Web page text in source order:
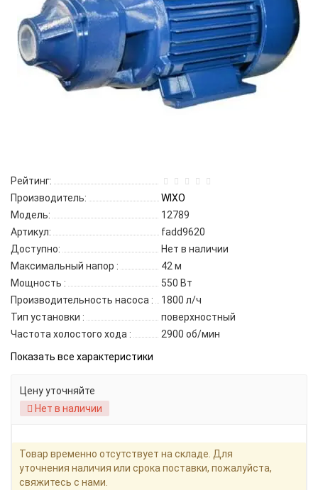
Рейтинг:
Производитель:
WIXO
Модель:
12789
Артикул:
fadd9620
Доступно:
Нет в наличии
Максимальный напор :
42 м
Мощность :
550 Вт
Производительность насоса :
1800 л/ч
Тип установки :
поверхностный
Частота холостого хода :
2900 об/мин
Показать все характеристики
Цену уточняйте
Нет в наличии
Товар временно отсутствует на складе. Для
уточнения наличия или срока поставки, пожалуйста,
свяжитесь с нами.